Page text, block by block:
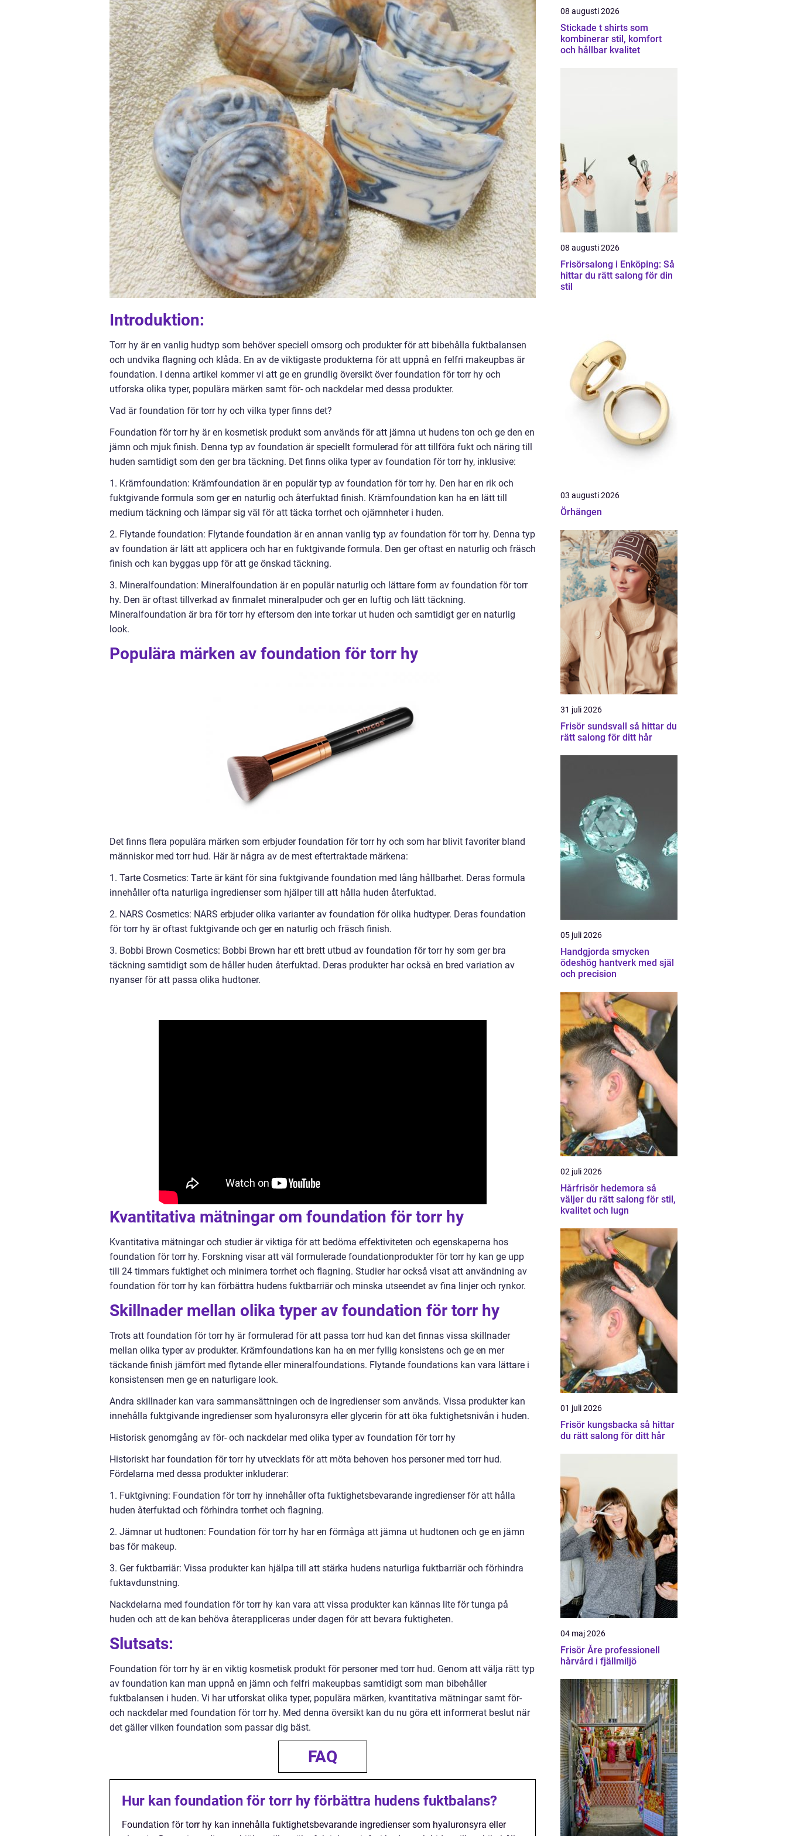
Introduktion:
Torr hy är en vanlig hudtyp som behöver speciell omsorg och produkter för att bibehålla fuktbalansen
och undvika flagning och klåda. En av de viktigaste produkterna för att uppnå en felfri makeupbas är
foundation. I denna artikel kommer vi att ge en grundlig översikt över foundation för torr hy och
utforska olika typer, populära märken samt för- och nackdelar med dessa produkter.
Vad är foundation för torr hy och vilka typer finns det?
Foundation för torr hy är en kosmetisk produkt som används för att jämna ut hudens ton och ge den en
jämn och mjuk finish. Denna typ av foundation är speciellt formulerad för att tillföra fukt och näring till
huden samtidigt som den ger bra täckning. Det finns olika typer av foundation för torr hy, inklusive:
1. Krämfoundation: Krämfoundation är en populär typ av foundation för torr hy. Den har en rik och
fuktgivande formula som ger en naturlig och återfuktad finish. Krämfoundation kan ha en lätt till
medium täckning och lämpar sig väl för att täcka torrhet och ojämnheter i huden.
2. Flytande foundation: Flytande foundation är en annan vanlig typ av foundation för torr hy. Denna typ
av foundation är lätt att applicera och har en fuktgivande formula. Den ger oftast en naturlig och fräsch
finish och kan byggas upp för att ge önskad täckning.
3. Mineralfoundation: Mineralfoundation är en populär naturlig och lättare form av foundation för torr
hy. Den är oftast tillverkad av finmalet mineralpuder och ger en luftig och lätt täckning.
Mineralfoundation är bra för torr hy eftersom den inte torkar ut huden och samtidigt ger en naturlig
look.
Populära märken av foundation för torr hy
Det finns flera populära märken som erbjuder foundation för torr hy och som har blivit favoriter bland
människor med torr hud. Här är några av de mest eftertraktade märkena:
1. Tarte Cosmetics: Tarte är känt för sina fuktgivande foundation med lång hållbarhet. Deras formula
innehåller ofta naturliga ingredienser som hjälper till att hålla huden återfuktad.
2. NARS Cosmetics: NARS erbjuder olika varianter av foundation för olika hudtyper. Deras foundation
för torr hy är oftast fuktgivande och ger en naturlig och fräsch finish.
3. Bobbi Brown Cosmetics: Bobbi Brown har ett brett utbud av foundation för torr hy som ger bra
täckning samtidigt som de håller huden återfuktad. Deras produkter har också en bred variation av
nyanser för att passa olika hudtoner.
Kvantitativa mätningar om foundation för torr hy
Kvantitativa mätningar och studier är viktiga för att bedöma effektiviteten och egenskaperna hos
foundation för torr hy. Forskning visar att väl formulerade foundationprodukter för torr hy kan ge upp
till 24 timmars fuktighet och minimera torrhet och flagning. Studier har också visat att användning av
foundation för torr hy kan förbättra hudens fuktbarriär och minska utseendet av fina linjer och rynkor.
Skillnader mellan olika typer av foundation för torr hy
Trots att foundation för torr hy är formulerad för att passa torr hud kan det finnas vissa skillnader
mellan olika typer av produkter. Krämfoundations kan ha en mer fyllig konsistens och ge en mer
täckande finish jämfört med flytande eller mineralfoundations. Flytande foundations kan vara lättare i
konsistensen men ge en naturligare look.
Andra skillnader kan vara sammansättningen och de ingredienser som används. Vissa produkter kan
innehålla fuktgivande ingredienser som hyaluronsyra eller glycerin för att öka fuktighetsnivån i huden.
Historisk genomgång av för- och nackdelar med olika typer av foundation för torr hy
Historiskt har foundation för torr hy utvecklats för att möta behoven hos personer med torr hud.
Fördelarna med dessa produkter inkluderar:
1. Fuktgivning: Foundation för torr hy innehåller ofta fuktighetsbevarande ingredienser för att hålla
huden återfuktad och förhindra torrhet och flagning.
2. Jämnar ut hudtonen: Foundation för torr hy har en förmåga att jämna ut hudtonen och ge en jämn
bas för makeup.
3. Ger fuktbarriär: Vissa produkter kan hjälpa till att stärka hudens naturliga fuktbarriär och förhindra
fuktavdunstning.
Nackdelarna med foundation för torr hy kan vara att vissa produkter kan kännas lite för tunga på
huden och att de kan behöva återappliceras under dagen för att bevara fuktigheten.
Slutsats:
Foundation för torr hy är en viktig kosmetisk produkt för personer med torr hud. Genom att välja rätt typ
av foundation kan man uppnå en jämn och felfri makeupbas samtidigt som man bibehåller
fuktbalansen i huden. Vi har utforskat olika typer, populära märken, kvantitativa mätningar samt för-
och nackdelar med foundation för torr hy. Med denna översikt kan du nu göra ett informerat beslut när
det gäller vilken foundation som passar dig bäst.
FAQ
Hur kan foundation för torr hy förbättra hudens fuktbalans?
Foundation för torr hy kan innehålla fuktighetsbevarande ingredienser som hyaluronsyra eller
08 augusti 2026
Stickade t shirts som
kombinerar stil, komfort
och hållbar kvalitet
08 augusti 2026
Frisörsalong i Enköping: Så
hittar du rätt salong för din
stil
03 augusti 2026
Örhängen
31 juli 2026
Frisör sundsvall så hittar du
rätt salong för ditt hår
05 juli 2026
Handgjorda smycken
ödeshög hantverk med själ
och precision
02 juli 2026
Hårfrisör hedemora så
väljer du rätt salong för stil,
kvalitet och lugn
01 juli 2026
Frisör kungsbacka så hittar
du rätt salong för ditt hår
04 maj 2026
Frisör Åre professionell
hårvård i fjällmiljö